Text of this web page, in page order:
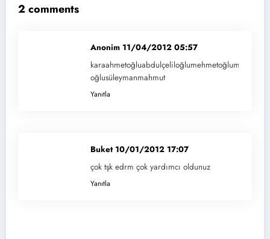
2 comments
Anonim 11/04/2012 05:57
karaahmetoğluabdulçeliloğlumehmetoğlumustafa
oğlusüleymanmahmut
Yanıtla
Buket 10/01/2012 17:07
çok tşk edrm çok yardımcı oldunuz
Yanıtla